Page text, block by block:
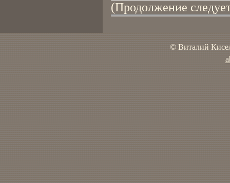
(Продолжение
© Виталий